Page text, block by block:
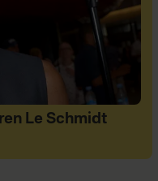
Le Schmidt